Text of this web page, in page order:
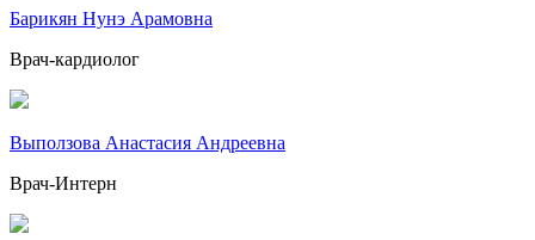
Барикян Нунэ Арамовна
Врач-кардиолог
Выползова Анастасия Андреевна
Врач-Интерн